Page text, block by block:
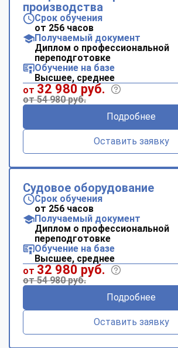
производства
Срок обучения
от 256 часов
Получаемый документ
Диплом о профессиональной
переподготовке
Обучение на базе
Высшее, среднее
от 32 980 руб.
от 54 980 руб.
Подробнее
Оставить заявку
Судовое оборудование
Срок обучения
от 256 часов
Получаемый документ
Диплом о профессиональной
переподготовке
Обучение на базе
Высшее, среднее
от 32 980 руб.
от 54 980 руб.
Подробнее
Оставить заявку